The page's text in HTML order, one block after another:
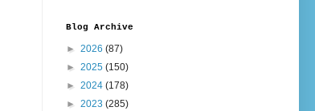
Blog Archive
► 2026 (87)
► 2025 (150)
► 2024 (178)
► 2023 (285)